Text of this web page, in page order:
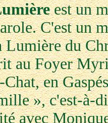
est un
C'est un
du
au Foyer
en
», c'est-à-
avec